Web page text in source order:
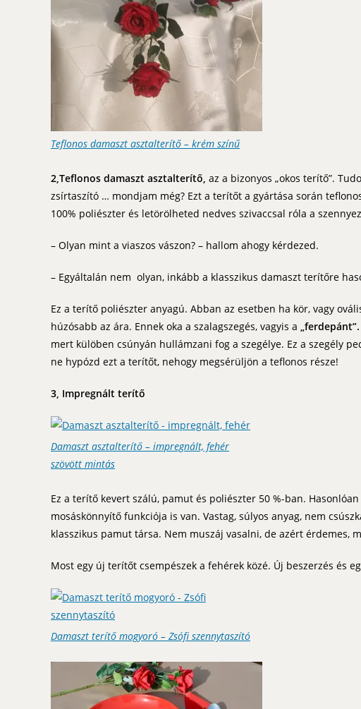
Teflonos damaszt asztalterítő – krém színű
2,Teflonos damaszt asztalterítő, az a bizonyos „okos terítő”.
zsírtaszító … mondjam még? Ezt a terítőt a gyártása során
100% poliészter és letörölheted nedves szivaccsal róla a
– Olyan mint a viaszos vászon? – hallom ahogy kérdezed.
– Egyáltalán nem olyan, inkább a klasszikus damaszt terítőre
Ez a terítő poliészter anyagú. Abban az esetben ha kör, vagy
húzósabb az ára. Ennek oka a szalagszegés, vagyis a „ferdepánt”.
mert külöben csúnyán hullámzani fog a szegélye. Ez a szegély
ne hypózd ezt a terítőt, nehogy megsérüljön a teflonos része!
3, Impregnált terítő
Damaszt asztalterítő – impregnált, fehér
szövött mintás
Ez a terítő kevert szálú, pamut és poliészter 50 %-ban.
mosáskönnyítő funkciója is van. Vastag, súlyos anyag, nem
klasszikus pamut társa. Nem muszáj vasalni, de azért érdemes,
Most egy új terítőt csempészek a fehérek közé. Új beszerzés és
Damaszt terítő mogyoró – Zsófi szennytaszító